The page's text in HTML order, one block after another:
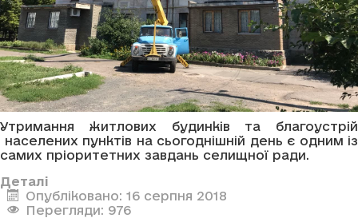
Утримання житлових будинків та благоустрій
населених пунктів на сьогоднішній день є одним із
самих пріоритетних завдань селищної ради.
Деталі
Опубліковано: 16 серпня 2018
Перегляди: 976